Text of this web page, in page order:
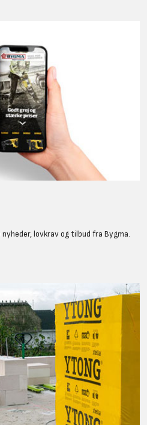
lovkrav og tilbud fra Bygma.